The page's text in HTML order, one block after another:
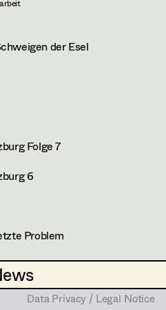
Data Privacy / Legal Notice
der Esel
Folge 7
6
Problem
des Täters (Folge 5-8)
Data Privacy / Legal Notice